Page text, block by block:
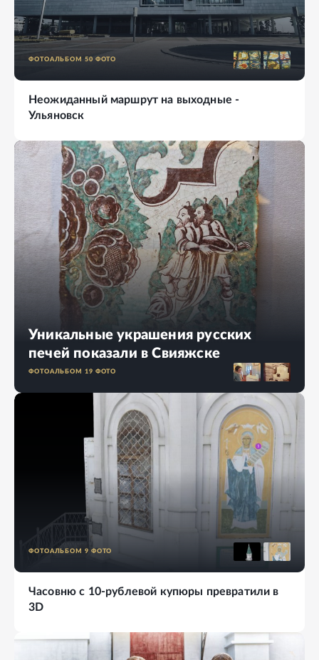
ФОТОАЛЬБОМ 50 ФОТО
Неожиданный маршрут на выходные -
Ульяновск
Уникальные украшения русских
печей показали в Свияжске
ФОТОАЛЬБОМ 19 ФОТО
ФОТОАЛЬБОМ 9 ФОТО
Часовню с 10-рублевой купюры превратили в
3D